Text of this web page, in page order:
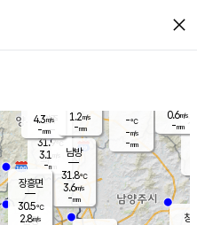
close
양주
31.9℃
3.1
-mm
-℃
-m/s
-mm
창
0.6m/s
-mm
은평
남방
31.8℃
3.6m/s
-mm
장흥면
30.5℃
2.8m/s
4.3m/s
-mm
1.2m/s
-mm